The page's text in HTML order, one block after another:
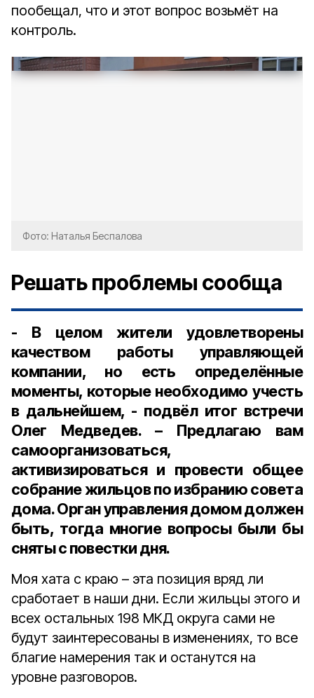
пообещал, что и этот вопрос возьмёт на
контроль.
Фото: Наталья Беспалова
Решать проблемы сообща
- В целом жители удовлетворены
качеством работы управляющей
компании, но есть определённые
моменты, которые необходимо учесть
в дальнейшем, - подвёл итог встречи
Олег Медведев. – Предлагаю вам
самоорганизоваться,
активизироваться и провести общее
собрание жильцов по избранию совета
дома. Орган управления домом должен
быть, тогда многие вопросы были бы
сняты с повестки дня.
Моя хата с краю – эта позиция вряд ли
сработает в наши дни. Если жильцы этого и
всех остальных 198 МКД округа сами не
будут заинтересованы в изменениях, то все
благие намерения так и останутся на
уровне разговоров.